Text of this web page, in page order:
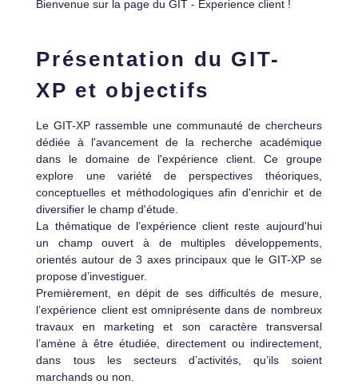
Bienvenue sur la page du GIT - Experience client !
Présentation du GIT-
XP et objectifs
Le GIT-XP rassemble une communauté de chercheurs
dédiée à l'avancement de la recherche académique
dans le domaine de l'expérience client. Ce groupe
explore une variété de perspectives théoriques,
conceptuelles et méthodologiques afin d'enrichir et de
diversifier le champ d'étude.
La thématique de l’expérience client reste aujourd'hui
un champ ouvert à de multiples développements,
orientés autour de 3 axes principaux que le GIT-XP se
propose d’investiguer.
Premièrement, en dépit de ses difficultés de mesure,
l’expérience client est omniprésente dans de nombreux
travaux en marketing et son caractère transversal
l’amène à être étudiée, directement ou indirectement,
dans tous les secteurs d’activités, qu’ils soient
marchands ou non.